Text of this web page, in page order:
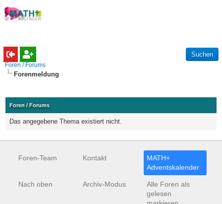
Foren / Forums
Forenmeldung
Foren / Forums
Das angegebene Thema existiert nicht.
Foren-Team Kontakt
MATH+
Adventskalender
Nach oben Archiv-Modus
Alle Foren als
gelesen